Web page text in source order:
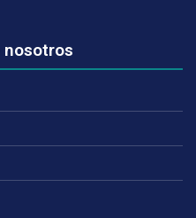
nosotros